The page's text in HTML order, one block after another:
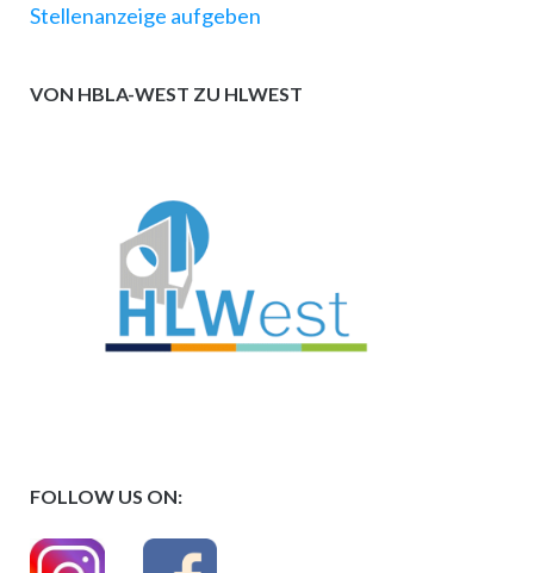
Stellenanzeige aufgeben
VON HBLA-WEST ZU HLWEST
FOLLOW US ON: